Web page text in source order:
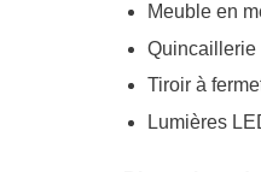
Meuble en
Quincaillerie
Tiroir à
Lumières